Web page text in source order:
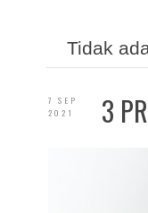
Tidak
7 SEP
2021
3